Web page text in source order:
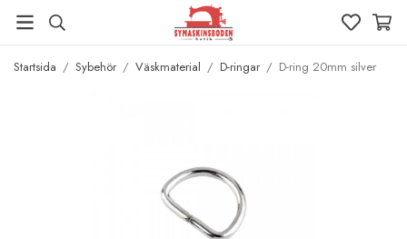
Startsida / Sybehör / Väskmaterial / D-ringar / D-ring 20mm silver